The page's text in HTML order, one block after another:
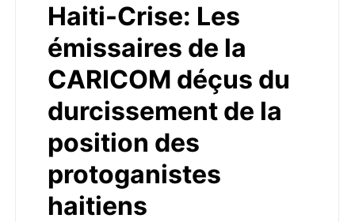
Haiti-Crise: Les
émissaires de la
CARICOM déçus du
durcissement de la
position des
protoganistes
haitiens